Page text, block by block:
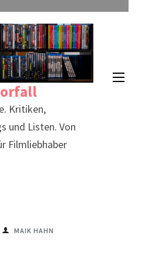
Kritiken,
und Listen. Von
Filmliebhaber
MAIK HAHN